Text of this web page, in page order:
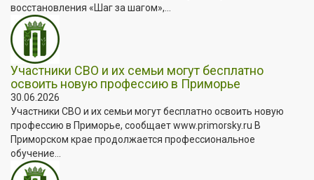
восстановления «Шаг за шагом»,...
Участники СВО и их семьи могут бесплатно
освоить новую профессию в Приморье
30.06.2026
Участники СВО и их семьи могут бесплатно освоить новую
профессию в Приморье, сообщает www.primorsky.ru В
Приморском крае продолжается профессиональное
обучение...